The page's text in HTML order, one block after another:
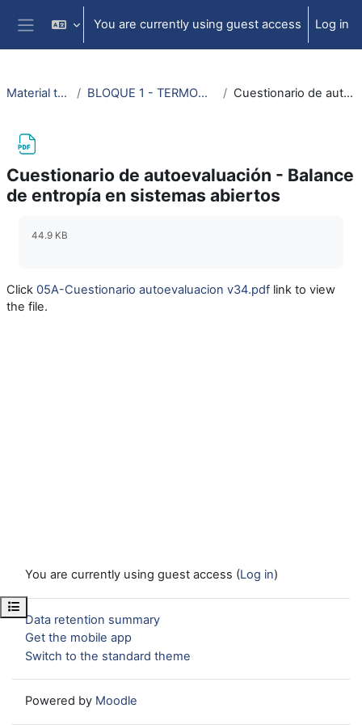
Skip to main content
Side panel
You are currently using guest access Log in
Open course index
Material termodinámica e ing. térmica BLOQUE 1 - TERMODINÁMICA: Tema 3. Segundo Principio de la Termodinámica Cuestionario de autoevaluación - Balance de entropía en sistemas abiertos
Cuestionario de autoevaluación - Balance
de entropía en sistemas abiertos
44.9 KB
Click 05A-Cuestionario autoevaluacion v34.pdf link to view
the file.
You are currently using guest access (Log in)
Data retention summary
Get the mobile app
Switch to the standard theme
Powered by Moodle